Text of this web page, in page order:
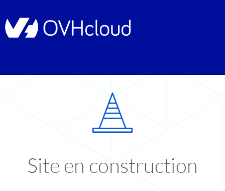
Site en construction